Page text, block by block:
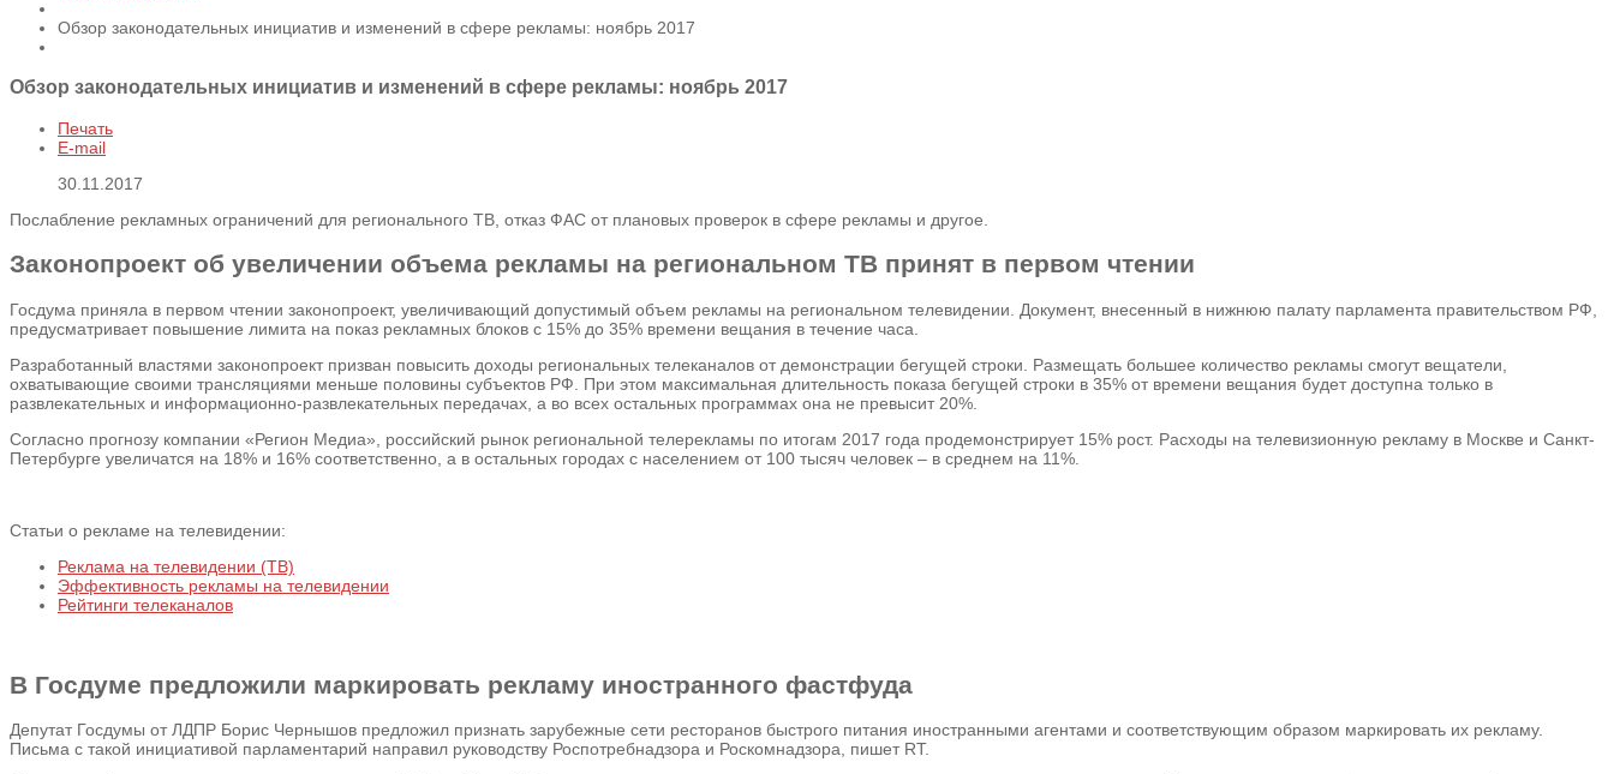
Обзор законодательных инициатив и изменений в сфере рекламы: ноябрь 2017
Обзор законодательных инициатив и изменений в сфере рекламы: ноябрь 2017
Печать
E-mail
30.11.2017
Послабление рекламных ограничений для регионального ТВ, отказ ФАС от плановых проверок в сфере рекламы и другое.
Законопроект об увеличении объема рекламы на региональном ТВ принят в первом чтении
Госдума приняла в первом чтении законопроект, увеличивающий допустимый объем рекламы на региональном телевидении. Документ, внесенный в нижнюю палату парламента правительством РФ,
предусматривает повышение лимита на показ рекламных блоков с 15% до 35% времени вещания в течение часа.
Разработанный властями законопроект призван повысить доходы региональных телеканалов от демонстрации бегущей строки. Размещать большее количество рекламы смогут вещатели,
охватывающие своими трансляциями меньше половины субъектов РФ. При этом максимальная длительность показа бегущей строки в 35% от времени вещания будет доступна только в
развлекательных и информационно-развлекательных передачах, а во всех остальных программах она не превысит 20%.
Согласно прогнозу компании «Регион Медиа», российский рынок региональной телерекламы по итогам 2017 года продемонстрирует 15% рост. Расходы на телевизионную рекламу в Москве и Санкт-
Петербурге увеличатся на 18% и 16% соответственно, а в остальных городах с населением от 100 тысяч человек – в среднем на 11%.
Статьи о рекламе на телевидении:
Реклама на телевидении (ТВ)
Эффективность рекламы на телевидении
Рейтинги телеканалов
В Госдуме предложили маркировать рекламу иностранного фастфуда
Депутат Госдумы от ЛДПР Борис Чернышов предложил признать зарубежные сети ресторанов быстрого питания иностранными агентами и соответствующим образом маркировать их рекламу.
Письма с такой инициативой парламентарий направил руководству Роспотребнадзора и Роскомнадзора, пишет RT.